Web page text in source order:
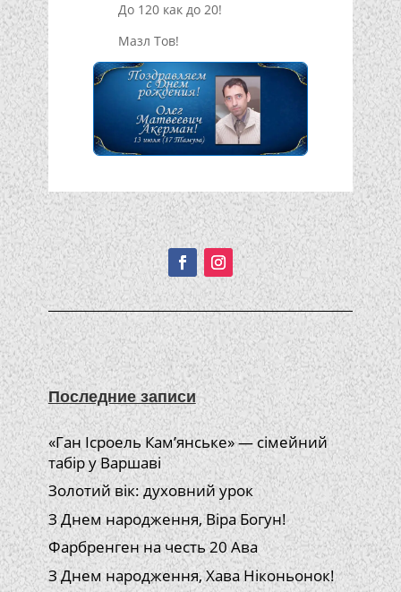
До 120 как до 20!
Мазл Тов!
Подписывайтесь!
Последние записи
«Ган Ісроель Кам’янське» — сімейний
табір у Варшаві
Золотий вік: духовний урок
З Днем народження, Віра Богун!
Фарбренген на честь 20 Ава
З Днем народження, Хава Ніконьонок!